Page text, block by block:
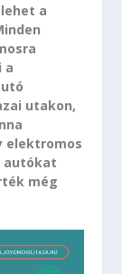
a
a
utakon,
elektromos
autókat
még